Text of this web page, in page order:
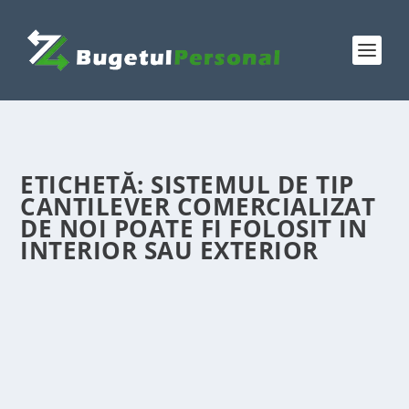
ETICHETĂ: SISTEMUL DE TIP
CANTILEVER COMERCIALIZAT
DE NOI POATE FI FOLOSIT IN
INTERIOR SAU EXTERIOR